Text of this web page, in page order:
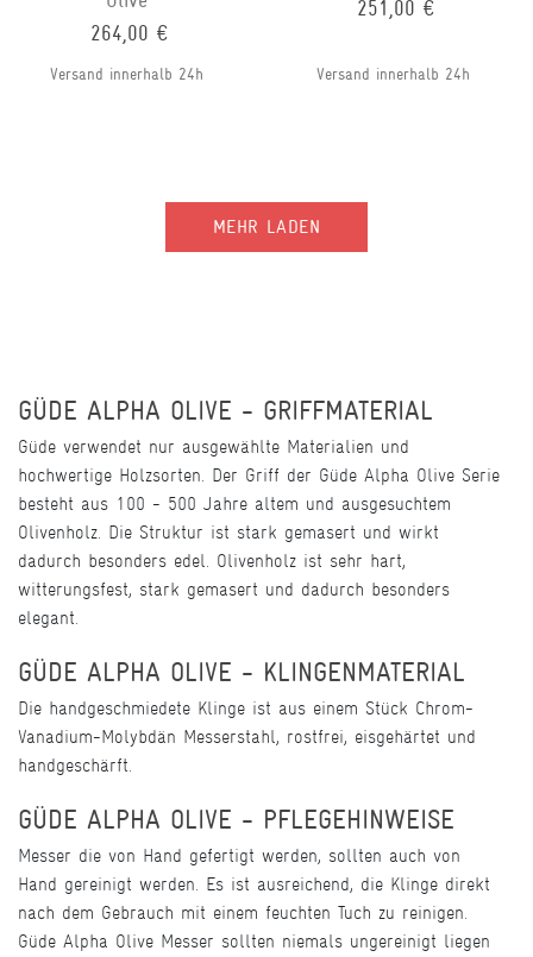
264,00 €
Versand innerhalb 24h
251,00 €
Versand innerhalb 24h
MEHR LADEN
GÜDE ALPHA OLIVE - GRIFFMATERIAL
Güde verwendet nur ausgewählte Materialien und
hochwertige Holzsorten. Der Griff der Güde Alpha Olive Serie
besteht aus 100 - 500 Jahre altem und ausgesuchtem
Olivenholz. Die Struktur ist stark gemasert und wirkt
dadurch besonders edel. Olivenholz ist sehr hart,
witterungsfest, stark gemasert und dadurch besonders
elegant.
GÜDE ALPHA OLIVE - KLINGENMATERIAL
Die handgeschmiedete Klinge ist aus einem Stück Chrom-
Vanadium-Molybdän Messerstahl, rostfrei, eisgehärtet und
handgeschärft.
GÜDE ALPHA OLIVE - PFLEGEHINWEISE
Messer die von Hand gefertigt werden, sollten auch von
Hand gereinigt werden. Es ist ausreichend, die Klinge direkt
nach dem Gebrauch mit einem feuchten Tuch zu reinigen.
Güde Alpha Olive Messer sollten niemals ungereinigt liegen